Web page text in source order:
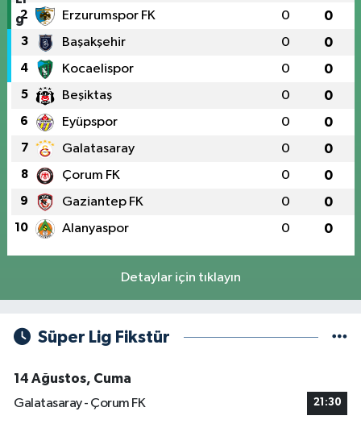
2 Erzurumspor FK 0 0
3 Başakşehir 0 0
4 Kocaelispor 0 0
5 Beşiktaş 0 0
6 Eyüpspor 0 0
7 Galatasaray 0 0
8 Çorum FK 0 0
9 Gaziantep FK 0 0
10 Alanyaspor 0 0
Detaylar için tıklayın
Süper Lig Fikstür
14 Ağustos, Cuma
Galatasaray - Çorum FK
21:30